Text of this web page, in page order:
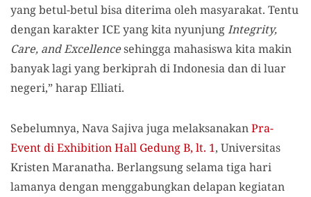
yang betul-betul bisa diterima oleh masyarakat. Tentu
dengan karakter ICE yang kita nyunjungIntegrity,
Care, and Excellencesehingga mahasiswa kita makin
banyak lagi yang berkiprah di Indonesia dan di luar
negeri,” harap Elliati.
Sebelumnya, Nava Sajiva juga melaksanakanPra-
Event di Exhibition Hall Gedung B, lt. 1, Universitas
Kristen Maranatha. Berlangsung selama tiga hari
lamanya dengan menggabungkan delapan kegiatan